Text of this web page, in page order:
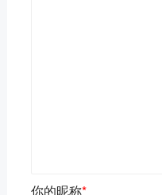
你的昵称*